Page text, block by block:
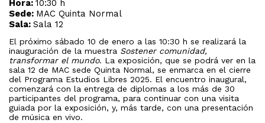
Hora: 10:30 h
Sede: MAC Quinta Normal
Sala: Sala 12
El próximo sábado 10 de enero a las 10:30 h se realizará la
inauguración de la muestra Sostener comunidad,
transformar el mundo. La exposición, que se podrá ver en la
sala 12 de MAC sede Quinta Normal, se enmarca en el cierre
del Programa Estudios Libres 2025. El encuentro inaugural,
comenzará con la entrega de diplomas a los más de 30
participantes del programa, para continuar con una visita
guiada por la exposición, y, más tarde, con una presentación
de música en vivo.